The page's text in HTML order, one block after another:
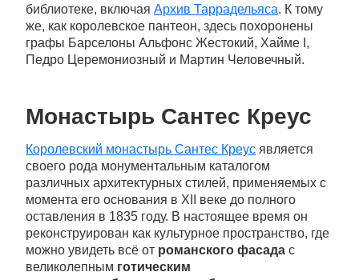
библиотеке, включая Архив Таррадельяса. К тому
же, как королевское пантеон, здесь похоронены
графы Барселоны Альфонс Жестокий, Хайме I,
Педро Церемониозный и Мартин Человечный.
Монастырь Сантес Креус
Королевский монастырь Сантес Креус является
своего рода монументальным каталогом
различных архитектурных стилей, применяемых с
момента его основания в XII веке до полного
оставления в 1835 году. В настоящее время он
реконструирован как культурное пространство, где
можно увидеть всё от романского фасада с
великолепным готическим